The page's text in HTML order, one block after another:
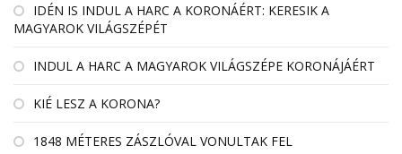
IDÉN IS INDUL A HARC A KORONÁÉRT: KERESIK A
MAGYAROK VILÁGSZÉPÉT
INDUL A HARC A MAGYAROK VILÁGSZÉPE KORONÁJÁÉRT
KIÉ LESZ A KORONA?
1848 MÉTERES ZÁSZLÓVAL VONULTAK FEL